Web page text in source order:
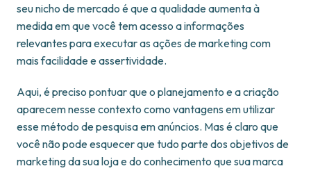
seu nicho de mercado é que a qualidade aumenta à
medida em que você tem acesso a informações
relevantes para executar as ações de marketing com
mais facilidade e assertividade.
Aqui, é preciso pontuar que o planejamento e a criação
aparecem nesse contexto como vantagens em utilizar
esse método de pesquisa em anúncios. Mas é claro que
você não pode esquecer que tudo parte dos objetivos de
marketing da sua loja e do conhecimento que sua marca